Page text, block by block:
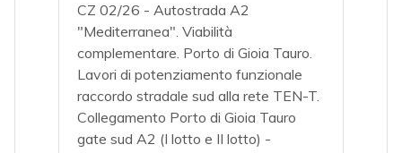
CZ 02/26 - Autostrada A2
"Mediterranea". Viabilità
complementare. Porto di Gioia Tauro.
Lavori di potenziamento funzionale
raccordo stradale sud alla rete TEN-T.
Collegamento Porto di Gioia Tauro
gate sud A2 (I lotto e II lotto) -